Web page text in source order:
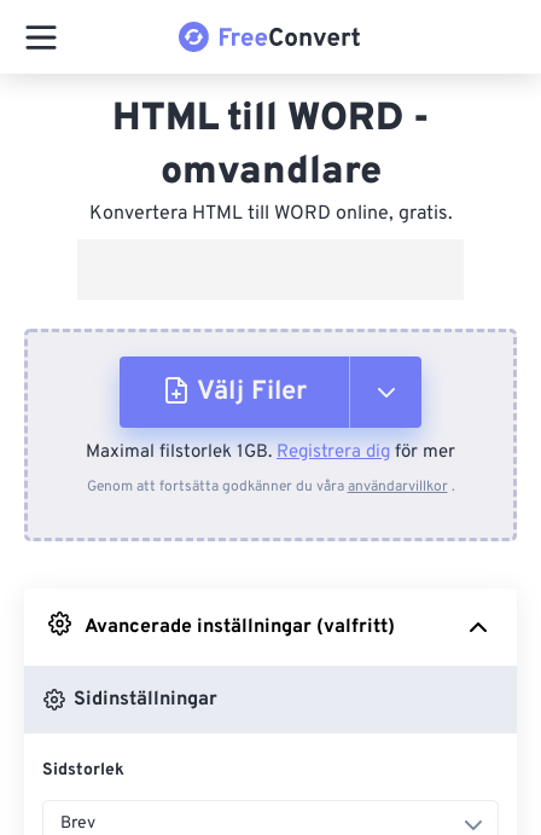
HTML till WORD -
omvandlare
Konvertera HTML till WORD online, gratis.
Välj Filer
Från enhet
Från Google Drive
Maximal filstorlek 1GB. Registrera dig för mer
Genom att fortsätta godkänner du våraanvändarvillkor.
Avancerade inställningar (valfritt)
Sidinställningar
Sidstorlek
Brev